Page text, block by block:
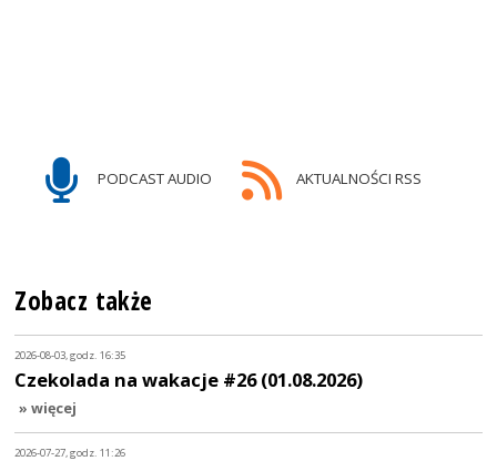
PODCAST AUDIO AKTUALNOŚCI RSS
Zobacz także
2026-08-03, godz. 16:35
Czekolada na wakacje #26 (01.08.2026)
» więcej
2026-07-27, godz. 11:26